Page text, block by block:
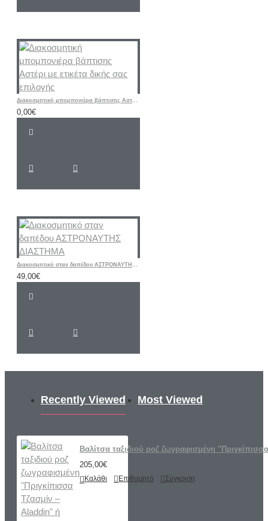
Διακοσμητική μπομπονιέρα βάπτισης Αστέρι με ετικέτα δικής σας επιλογής
0,00€
Διακοσμητικό σταν δαπέδου ΑΣΤΡΟΝΑΥΤΗΣ ΔΙΑΣΤΗΜΑ
49,00€
Recently Viewed Most Viewed
Βαλίτσα ταξιδιού ροζ ζωγραφισμένη
205,00€
Καλάθι Επιθυμητό Σύγκριση